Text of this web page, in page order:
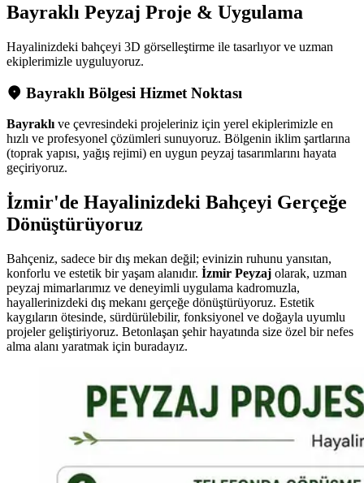
Bayraklı Peyzaj Proje & Uygulama
Hayalinizdeki bahçeyi 3D görselleştirme ile tasarlıyor ve uzman
ekiplerimizle uyguluyoruz.
Bayraklı Bölgesi Hizmet Noktası
Bayraklı ve çevresindeki projeleriniz için yerel ekiplerimizle en
hızlı ve profesyonel çözümleri sunuyoruz. Bölgenin iklim şartlarına
(toprak yapısı, yağış rejimi) en uygun peyzaj tasarımlarını hayata
geçiriyoruz.
İzmir'de Hayalinizdeki Bahçeyi Gerçeğe
Dönüştürüyoruz
Bahçeniz, sadece bir dış mekan değil; evinizin ruhunu yansıtan,
konforlu ve estetik bir yaşam alanıdır. İzmir Peyzaj olarak, uzman
peyzaj mimarlarımız ve deneyimli uygulama kadromuzla,
hayallerinizdeki dış mekanı gerçeğe dönüştürüyoruz. Estetik
kaygıların ötesinde, sürdürülebilir, fonksiyonel ve doğayla uyumlu
projeler geliştiriyoruz. Betonlaşan şehir hayatında size özel bir nefes
alma alanı yaratmak için buradayız.